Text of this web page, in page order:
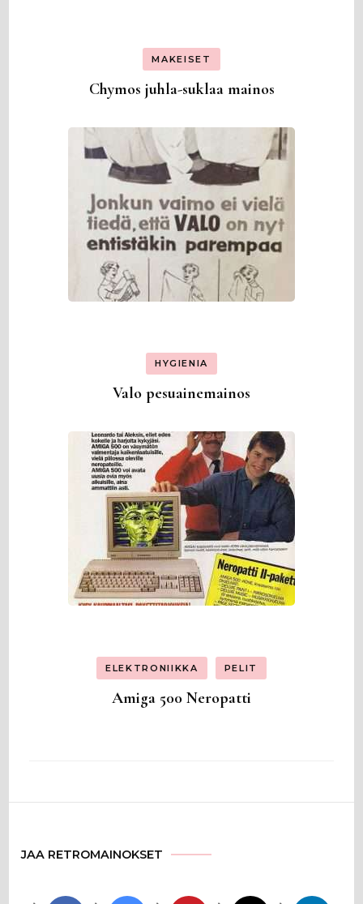
MAKEISET
Chymos juhla-suklaa mainos
HYGIENIA
Valo pesuainemainos
ELEKTRONIIKKA PELIT
Amiga 500 Neropatti
JAA RETROMAINOKSET